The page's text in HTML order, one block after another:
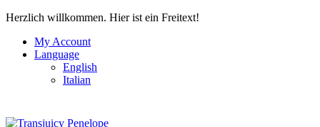
Herzlich willkommen. Hier ist ein Freitext!
My Account
Language
English
Italian